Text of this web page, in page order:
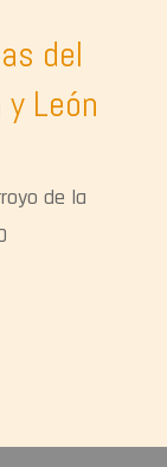
del
León
de la